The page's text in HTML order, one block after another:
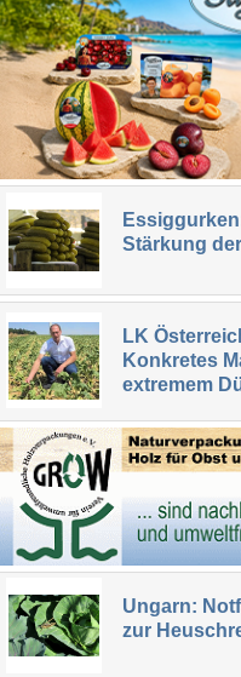
Stärkung
LK
Konkretes
extremem
Ungarn:
zur